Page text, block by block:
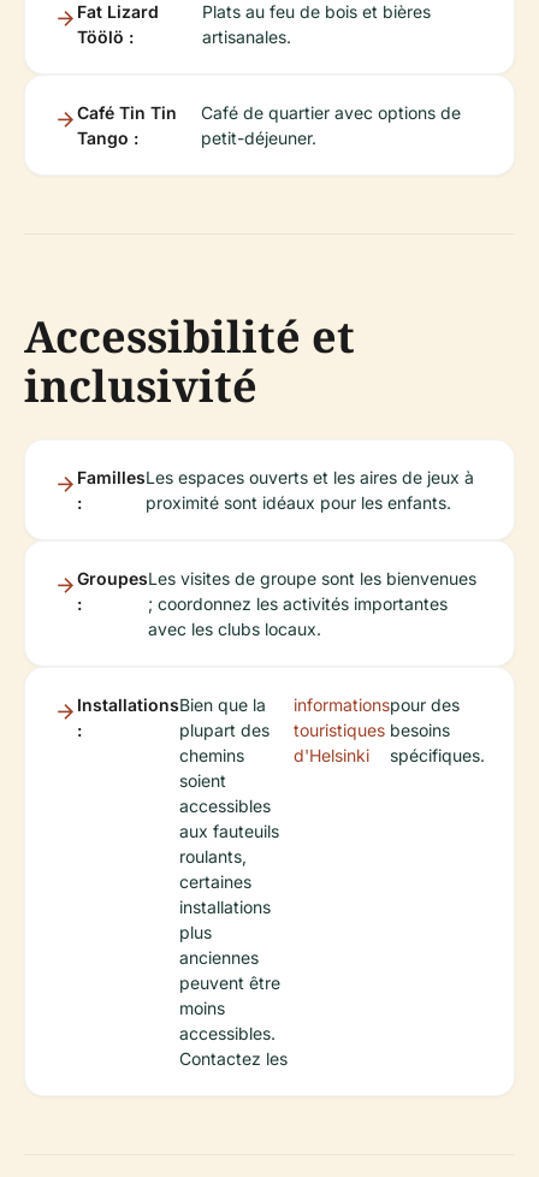
Fat Lizard
Töölö :
Plats au feu de bois et bières
artisanales.
Café Tin Tin
Tango :
Café de quartier avec options de
petit-déjeuner.
Accessibilité et
inclusivité
Familles
:
Les espaces ouverts et les aires de jeux à
proximité sont idéaux pour les enfants.
Groupes
:
Les visites de groupe sont les bienvenues
; coordonnez les activités importantes
avec les clubs locaux.
Installations
:
Bien que la
plupart des
chemins
soient
accessibles
aux fauteuils
roulants,
certaines
installations
plus
anciennes
peuvent être
moins
accessibles.
Contactez les
informations
touristiques
d'Helsinki
pour des
besoins
spécifiques.